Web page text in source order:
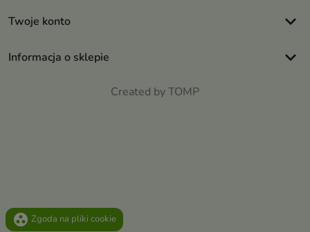
Twoje konto keyboard_arrow_down
Informacja o sklepie keyboard_arrow_down
Created by TOMP
group_work Zgoda na pliki cookie